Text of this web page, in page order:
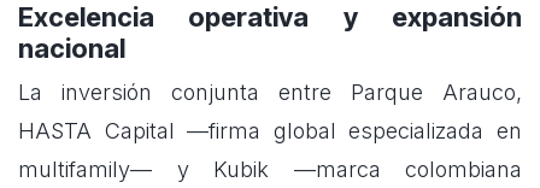
Excelencia operativa y expansión
nacional
La inversión conjunta entre Parque Arauco,
HASTA Capital —firma global especializada en
multifamily— y Kubik —marca colombiana